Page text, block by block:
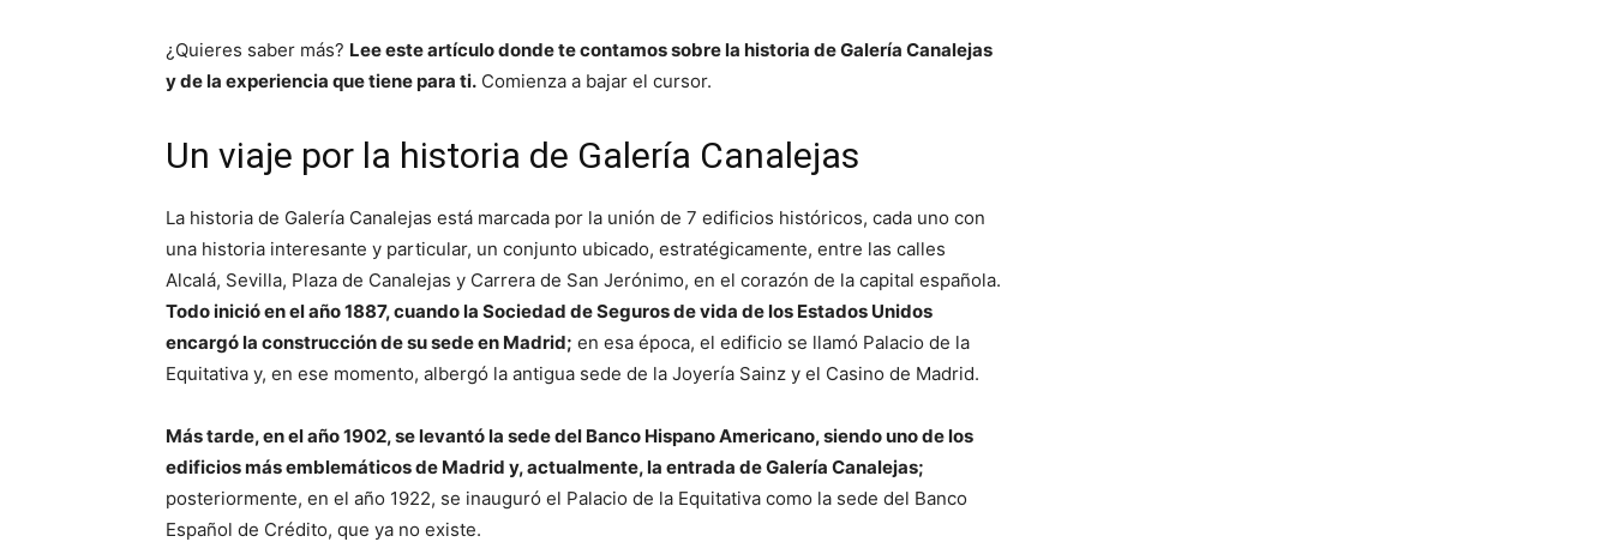
¿Quieres saber más? Lee este artículo donde te contamos sobre la historia de Galería Canalejas
y de la experiencia que tiene para ti. Comienza a bajar el cursor.
Un viaje por la historia de Galería Canalejas
La historia de Galería Canalejas está marcada por la unión de 7 edificios históricos, cada uno con
una historia interesante y particular, un conjunto ubicado, estratégicamente, entre las calles
Alcalá, Sevilla, Plaza de Canalejas y Carrera de San Jerónimo, en el corazón de la capital española.
Todo inició en el año 1887, cuando la Sociedad de Seguros de vida de los Estados Unidos
encargó la construcción de su sede en Madrid; en esa época, el edificio se llamó Palacio de la
Equitativa y, en ese momento, albergó la antigua sede de la Joyería Sainz y el Casino de Madrid.
Más tarde, en el año 1902, se levantó la sede del Banco Hispano Americano, siendo uno de los
edificios más emblemáticos de Madrid y, actualmente, la entrada de Galería Canalejas;
posteriormente, en el año 1922, se inauguró el Palacio de la Equitativa como la sede del Banco
Español de Crédito, que ya no existe.